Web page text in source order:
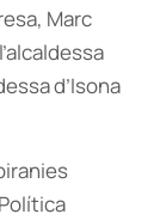
Marc
d’Isona